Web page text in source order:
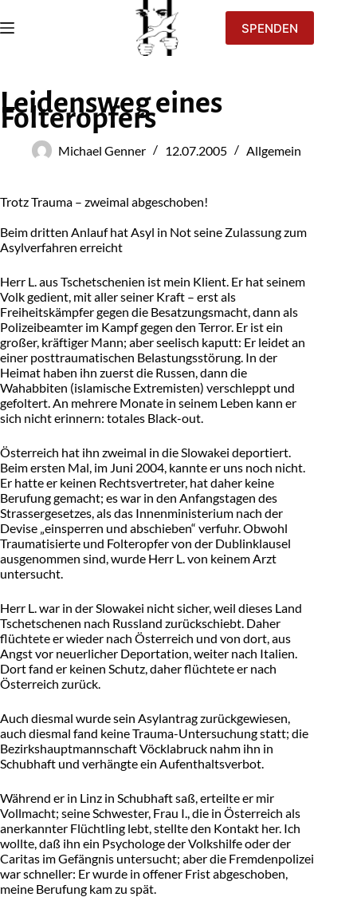
SPENDEN
Leidensweg eines
Folteropfers
Michael Genner 12.07.2005 Allgemein
Trotz Trauma – zweimal abgeschoben!
Beim dritten Anlauf hat Asyl in Not seine Zulassung zum
Asylverfahren erreicht
Herr L. aus Tschetschenien ist mein Klient. Er hat seinem
Volk gedient, mit aller seiner Kraft – erst als
Freiheitskämpfer gegen die Besatzungsmacht, dann als
Polizeibeamter im Kampf gegen den Terror. Er ist ein
großer, kräftiger Mann; aber seelisch kaputt: Er leidet an
einer posttraumatischen Belastungsstörung. In der
Heimat haben ihn zuerst die Russen, dann die
Wahabbiten (islamische Extremisten) verschleppt und
gefoltert. An mehrere Monate in seinem Leben kann er
sich nicht erinnern: totales Black-out.
Österreich hat ihn zweimal in die Slowakei deportiert.
Beim ersten Mal, im Juni 2004, kannte er uns noch nicht.
Er hatte er keinen Rechtsvertreter, hat daher keine
Berufung gemacht; es war in den Anfangstagen des
Strassergesetzes, als das Innenministerium nach der
Devise „einsperren und abschieben“ verfuhr. Obwohl
Traumatisierte und Folteropfer von der Dublinklausel
ausgenommen sind, wurde Herr L. von keinem Arzt
untersucht.
Herr L. war in der Slowakei nicht sicher, weil dieses Land
Tschetschenen nach Russland zurückschiebt. Daher
flüchtete er wieder nach Österreich und von dort, aus
Angst vor neuerlicher Deportation, weiter nach Italien.
Dort fand er keinen Schutz, daher flüchtete er nach
Österreich zurück.
Auch diesmal wurde sein Asylantrag zurückgewiesen,
auch diesmal fand keine Trauma-Untersuchung statt; die
Bezirkshauptmannschaft Vöcklabruck nahm ihn in
Schubhaft und verhängte ein Aufenthaltsverbot.
Während er in Linz in Schubhaft saß, erteilte er mir
Vollmacht; seine Schwester, Frau I., die in Österreich als
anerkannter Flüchtling lebt, stellte den Kontakt her. Ich
wollte, daß ihn ein Psychologe der Volkshilfe oder der
Caritas im Gefängnis untersucht; aber die Fremdenpolizei
war schneller: Er wurde in offener Frist abgeschoben,
meine Berufung kam zu spät.